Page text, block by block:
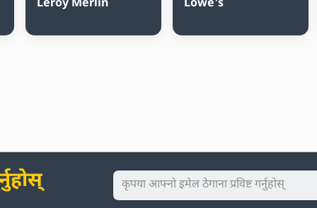
Leroy Merlin Lowe's